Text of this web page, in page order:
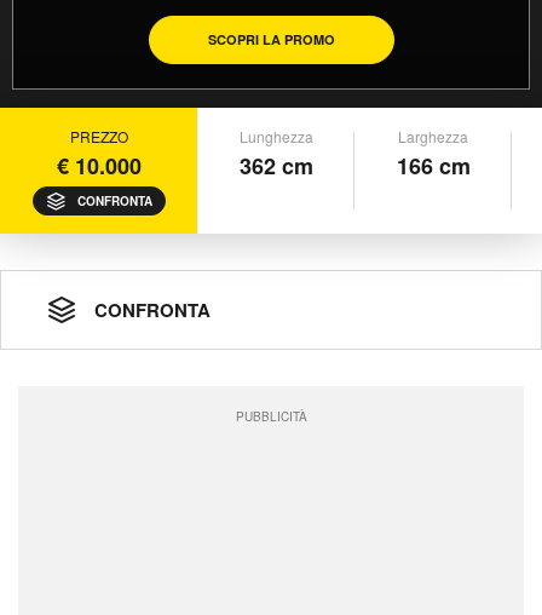
SCOPRI LA PROMO
PREZZO
€ 10.000
CONFRONTA
Lunghezza
362 cm
Larghezza
166 cm
CONFRONTA
PUBBLICITÀ